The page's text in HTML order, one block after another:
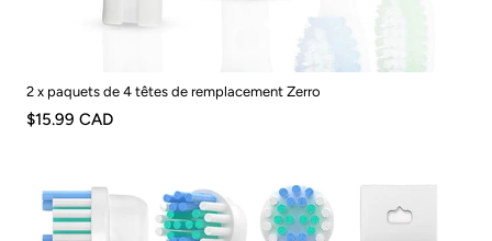
2 x paquets de 4 têtes de remplacement Zerro
$15.99 CAD